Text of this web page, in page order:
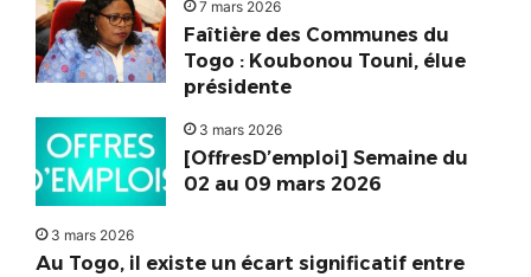
7 mars 2026
Faîtière des Communes du
Togo : Koubonou Touni, élue
présidente
3 mars 2026
[OffresD’emploi] Semaine du
02 au 09 mars 2026
3 mars 2026
Au Togo, il existe un écart significatif entre